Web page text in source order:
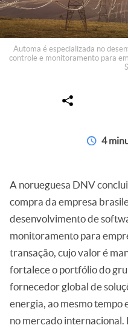
Automa é especializada no
controle e monitoramento para
4
A norueguesa DNV
compra da empresa
desenvolvimento de
monitoramento para
transação, cujo valor é
fortalece o portfólio do
fornecedor global de
energia, ao mesmo tempo
no mercado internacional.